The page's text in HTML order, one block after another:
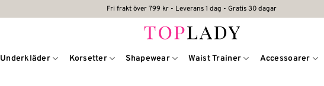
Fri frakt över 799 kr - Leverans 1 dag - Gratis 30 dagar
Underkläder Korsetter Shapewear Waist Trainer Accessoarer